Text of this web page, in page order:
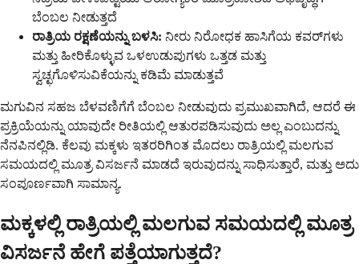
ಬೆಂಬಲ ನೀಡುತ್ತದೆ
ರಾತ್ರಿಯ ರಕ್ಷಣೆಯನ್ನು ಬಳಸಿ: ನೀರು ನಿರೋಧಕ ಹಾಸಿಗೆಯ ಕವರ್‌ಗಳು
ಮತ್ತು ಹೀರಿಕೊಳ್ಳುವ ಒಳಉಡುಪುಗಳು ಒತ್ತಡ ಮತ್ತು
ಸ್ವಚ್ಛಗೊಳಿಸುವಿಕೆಯನ್ನು ಕಡಿಮೆ ಮಾಡುತ್ತವೆ
ಮಗುವಿನ ಸಹಜ ಬೆಳವಣಿಗೆಗೆ ಬೆಂಬಲ ನೀಡುವುದು ಪ್ರಮುಖವಾಗಿದೆ, ಆದರೆ ಈ
ಪ್ರಕ್ರಿಯೆಯನ್ನು ಯಾವುದೇ ರೀತಿಯಲ್ಲಿ ಆತುರಪಡಿಸುವುದು ಅಲ್ಲ ಎಂಬುದನ್ನು
ನೆನಪಿನಲ್ಲಿಡಿ. ಕೆಲವು ಮಕ್ಕಳು ಇತರರಿಗಿಂತ ಮೊದಲು ರಾತ್ರಿಯಲ್ಲಿ ಮಲಗುವ
ಸಮಯದಲ್ಲಿ ಮೂತ್ರ ವಿಸರ್ಜನೆ ಮಾಡದೆ ಇರುವುದನ್ನು ಸಾಧಿಸುತ್ತಾರೆ, ಮತ್ತು ಅದು
ಸಂಪೂರ್ಣವಾಗಿ ಸಾಮಾನ್ಯ.
ಮಕ್ಕಳಲ್ಲಿ ರಾತ್ರಿಯಲ್ಲಿ ಮಲಗುವ ಸಮಯದಲ್ಲಿ ಮೂತ್ರ
ವಿಸರ್ಜನೆ ಹೇಗೆ ಪತ್ತೆಯಾಗುತ್ತದೆ?